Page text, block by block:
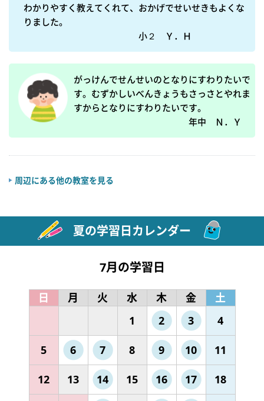
わかりやすく教えてくれて、おかげでせいせきもよくな
りました。
小２　Ｙ．Ｈ
がっけんでせんせいのとなりにすわりたいで
す。むずかしいべんきょうもさっさとやれま
すからとなりにすわりたいです。
年中　Ｎ．Ｙ
周辺にある他の教室を見る
夏の学習日カレンダー
7月の学習日
日 月 火 水 木 金
土
1
2 3 4
5 6 7 8 9 10 11
12 13 14 15 16 17 18